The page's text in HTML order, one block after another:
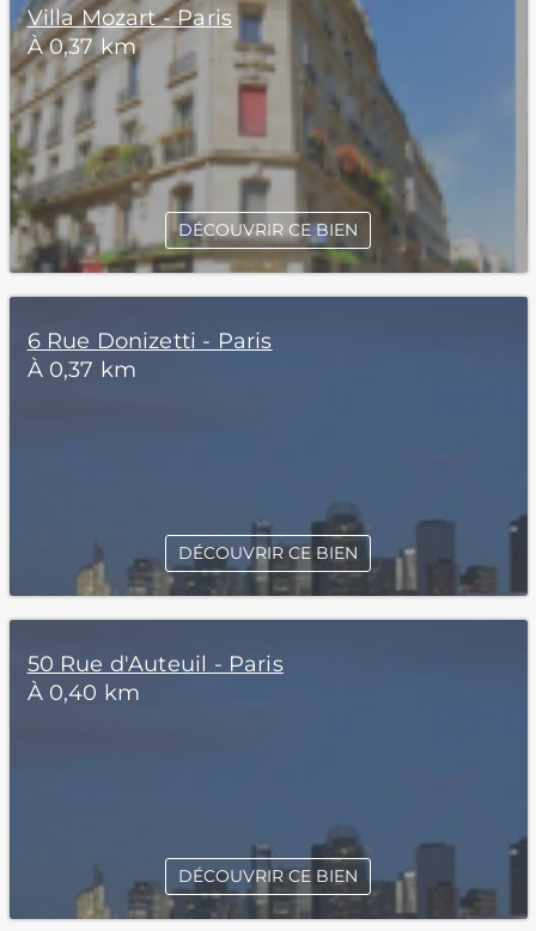
Villa Mozart - Paris
À 0,37 km
DÉCOUVRIR CE BIEN
6 Rue Donizetti - Paris
À 0,37 km
DÉCOUVRIR CE BIEN
50 Rue d'Auteuil - Paris
À 0,40 km
DÉCOUVRIR CE BIEN